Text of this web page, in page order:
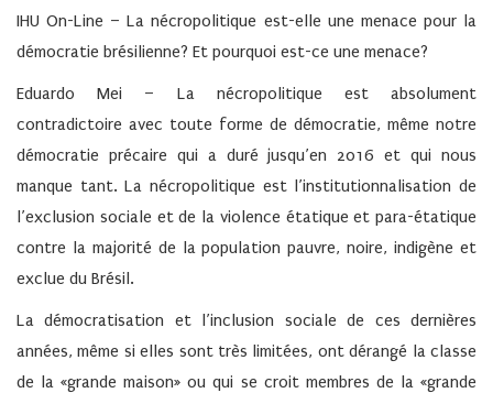
IHU On-Line – La nécropolitique est-elle une menace pour la
démocratie brésilienne? Et pourquoi est-ce une menace?
Eduardo Mei – La nécropolitique est absolument
contradictoire avec toute forme de démocratie, même notre
démocratie précaire qui a duré jusqu’en 2016 et qui nous
manque tant. La nécropolitique est l’institutionnalisation de
l’exclusion sociale et de la violence étatique et para-étatique
contre la majorité de la population pauvre, noire, indigène et
exclue du Brésil.
La démocratisation et l’inclusion sociale de ces dernières
années, même si elles sont très limitées, ont dérangé la classe
de la «grande maison» ou qui se croit membres de la «grande